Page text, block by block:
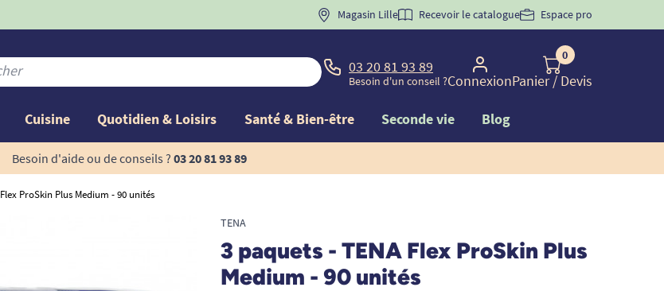
BIENVENUE" pourla 1ère commande d'incontinence
Magasin Lille Recevoir le catalogue Espace pro
03 20 81 93 89
Besoin d'un conseil ?Connexion
0
Panier/ Devis
Cuisine Quotidien & Loisirs Santé & Bien-être Seconde vie Blog
Besoin d'aide ou de conseils ? 03 20 81 93 89
ProSkin Plus Medium - 90 unités
TENA
3 paquets - TENA Flex ProSkin Plus
Medium - 90 unités